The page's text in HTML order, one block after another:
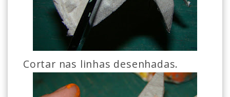
Cortar nas linhas desenhadas.